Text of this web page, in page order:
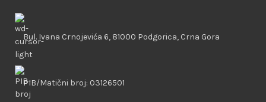
Bul. Ivana Crnojevića 6, 81000 Podgorica, Crna Gora
PIB/Matični broj: 03126501